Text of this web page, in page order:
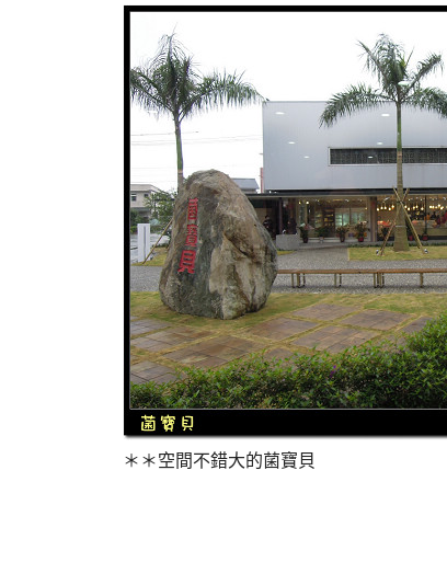
＊＊空間不錯大的菌寶貝